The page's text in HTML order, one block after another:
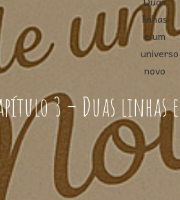
3 – Duas linhas